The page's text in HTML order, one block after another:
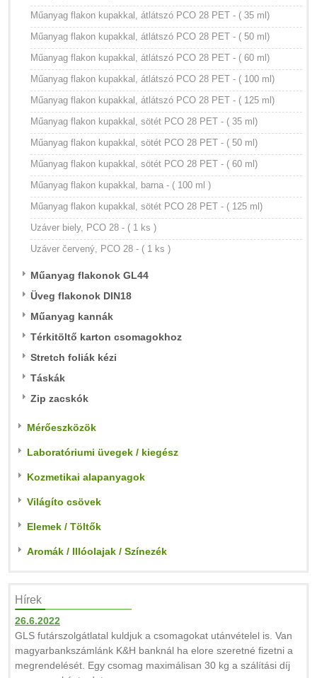
Műanyag flakon kupakkal, átlátszó PCO 28 PET - ( 35 ml)
Műanyag flakon kupakkal, átlátszó PCO 28 PET - ( 50 ml)
Műanyag flakon kupakkal, átlátszó PCO 28 PET - ( 60 ml)
Műanyag flakon kupakkal, átlátszó PCO 28 PET - ( 100 ml)
Műanyag flakon kupakkal, átlátszó PCO 28 PET - ( 125 ml)
Műanyag flakon kupakkal, sötét PCO 28 PET - ( 35 ml)
Műanyag flakon kupakkal, sötét PCO 28 PET - ( 50 ml)
Műanyag flakon kupakkal, sötét PCO 28 PET - ( 60 ml)
Műanyag flakon kupakkal, barna - ( 100 ml )
Műanyag flakon kupakkal, sötét PCO 28 PET - ( 125 ml)
Uzáver biely, PCO 28 - ( 1 ks )
Uzáver červený, PCO 28 - ( 1 ks )
Műanyag flakonok GL44
Üveg flakonok DIN18
Műanyag kannák
Térkitöltő karton csomagokhoz
Stretch foliák kézi
Táskák
Zip zacskók
Mérőeszközök
Laboratóriumi üvegek / kiegész
Kozmetikai alapanyagok
Világíto csövek
Elemek / Töltők
Aromák / Illóolajak / Színezék
Hírek
26.6.2022
GLS futárszolgátlatal kuldjuk a csomagokat utánvételel is. Van
magyarbankszámlánk K&H banknál ha elore szeretné fizetni a
megrendelését. Egy csomag maximálisan 30 kg a szálítási díj